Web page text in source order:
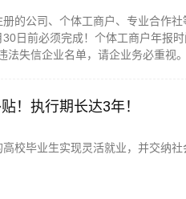
的公司、个体工商户、专业合作
日前必须完成！个体工商户年报
失信企业名单，请企业务必重视。
！执行期长达3年！
校毕业生实现灵活就业，并交纳